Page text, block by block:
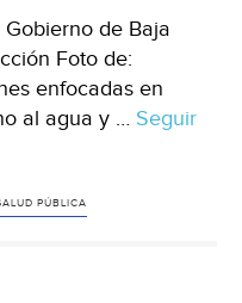
de Baja
Foto de:
enfocadas en
al agua y … Seguir
PÚBLICA